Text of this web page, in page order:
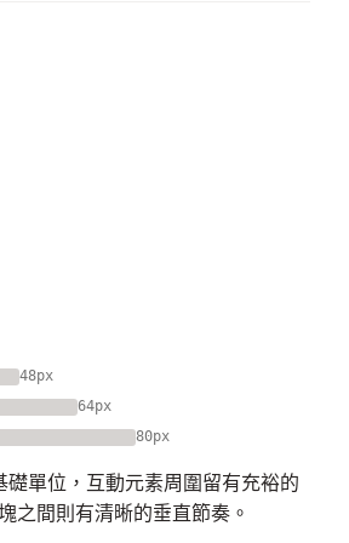
48px
64px
80px
單位，互動元素周圍留有充裕的
之間則有清晰的垂直節奏。